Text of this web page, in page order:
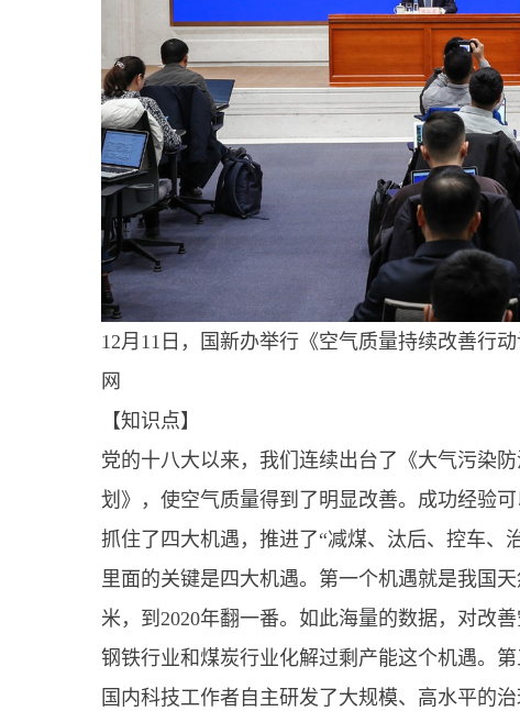
12月11日，国新办举行《空气质量持续改善行
网
【知识点】
党的十八大以来，我们连续出台了《大气污染
划》，使空气质量得到了明显改善。成功经验
抓住了四大机遇，推进了“减煤、汰后、控车、
里面的关键是四大机遇。第一个机遇就是我国
米，到2020年翻一番。如此海量的数据，对改
钢铁行业和煤炭行业化解过剩产能这个机遇。
国内科技工作者自主研发了大规模、高水平的